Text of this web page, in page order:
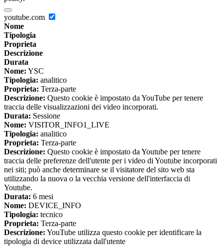
youtube.com
Nome
Tipologia
Proprieta
Descrizione
Durata
Nome: YSC
Tipologia: analitico
Proprieta: Terza-parte
Descrizione: Questo cookie è impostato da YouTube per tenere
traccia delle visualizzazioni dei video incorporati.
Durata: Sessione
Nome: VISITOR_INFO1_LIVE
Tipologia: analitico
Proprieta: Terza-parte
Descrizione: Questo cookie è impostato da Youtube per tenere
traccia delle preferenze dell'utente per i video di Youtube incorporati
nei siti; può anche determinare se il visitatore del sito web sta
utilizzando la nuova o la vecchia versione dell'interfaccia di
Youtube.
Durata: 6 mesi
Nome: DEVICE_INFO
Tipologia: tecnico
Proprieta: Terza-parte
Descrizione: YouTube utilizza questo cookie per identificare la
tipologia di device utilizzata dall'utente